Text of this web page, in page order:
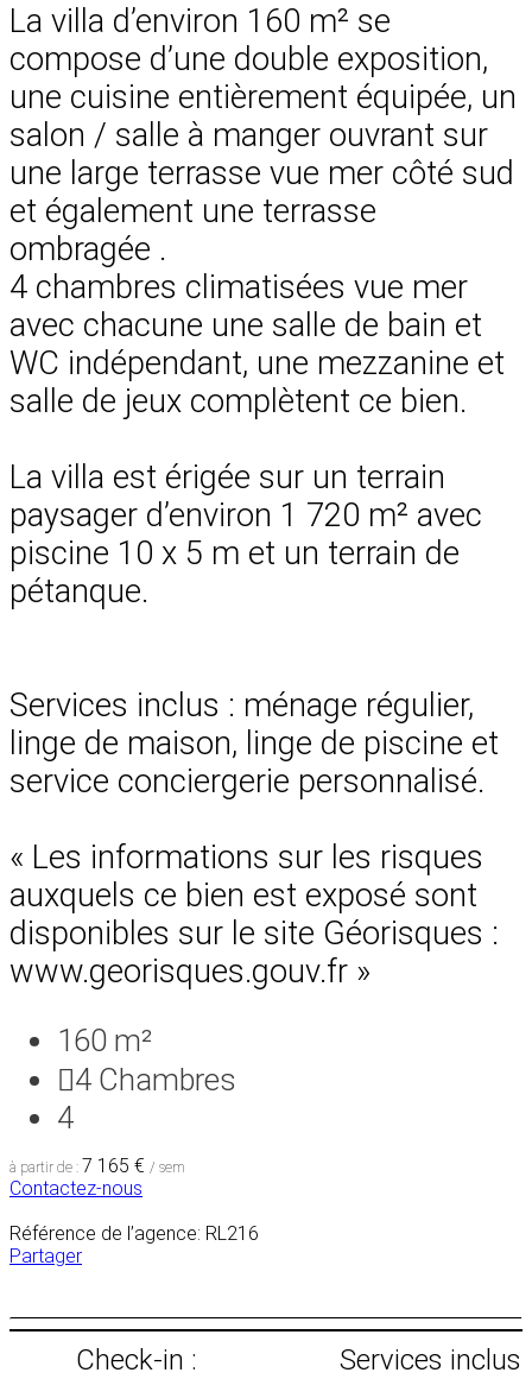
La villa d’environ 160 m² se
compose d’une double exposition,
une cuisine entièrement équipée, un
salon / salle à manger ouvrant sur
une large terrasse vue mer côté sud
et également une terrasse
ombragée .
4 chambres climatisées vue mer
avec chacune une salle de bain et
WC indépendant, une mezzanine et
salle de jeux complètent ce bien.
La villa est érigée sur un terrain
paysager d’environ 1 720 m² avec
piscine 10 x 5 m et un terrain de
pétanque.
Services inclus : ménage régulier,
linge de maison, linge de piscine et
service conciergerie personnalisé.
« Les informations sur les risques
auxquels ce bien est exposé sont
disponibles sur le site Géorisques :
www.georisques.gouv.fr »
160 m²
4 Chambres
4
à partir de : 7 165 € / sem
Contactez-nous
Référence de l’agence: RL216
Partager
Check-in :
Services inclus